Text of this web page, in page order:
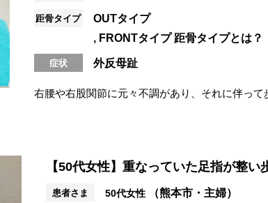
距骨タイプ
OUTタイプ
FRONTタイプ 距骨タイプとは？
症状 外反母趾
右腰や右股関節に元々不調があり、それに伴っ
【50代女性】重なっていた足指が整い
患者さま 50代女性（熊本市・主婦）